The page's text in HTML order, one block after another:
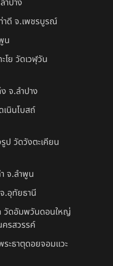
าดี จ.เพชรบูรณ์
น
โย วัดเวฬุวัน
จ.ลำปาง
นินโบสถ์
ป วัดวังตะเคียน
จ.ลําพูน
.อุทัยธานี
วัดอัมพวันดอนใหญ่
รสวรรค์
ะธาตุดอยจอมแวะ